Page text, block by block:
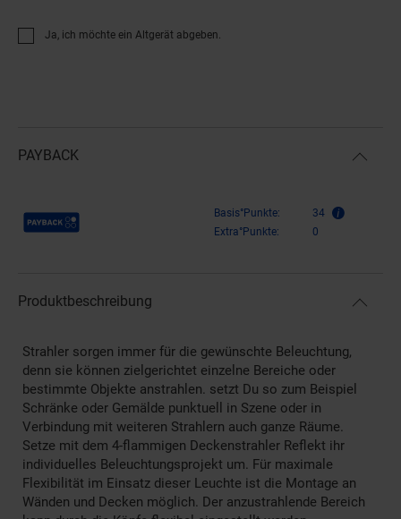
Ja, ich möchte ein Altgerät abgeben.
PAYBACK
Payback Punkte Basis°Punkte:
34
Extra°Punkte:
0
Produktbeschreibung
Strahler sorgen immer für die gewünschte Beleuchtung,
denn sie können zielgerichtet einzelne Bereiche oder
bestimmte Objekte anstrahlen. setzt Du so zum Beispiel
Schränke oder Gemälde punktuell in Szene oder in
Verbindung mit weiteren Strahlern auch ganze Räume.
Setze mit dem 4-flammigen Deckenstrahler Reflekt ihr
individuelles Beleuchtungsprojekt um. Für maximale
Flexibilität im Einsatz dieser Leuchte ist die Montage an
Wänden und Decken möglich. Der anzustrahlende Bereich